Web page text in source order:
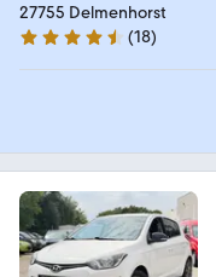
27755 Delmenhorst
4.3 Sterne
(18)